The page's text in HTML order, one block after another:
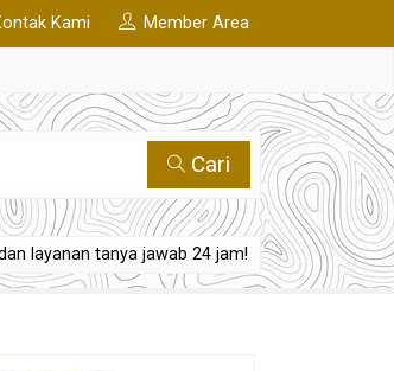
Kami Member Area
Cari
layanan tanya jawab 24 jam!